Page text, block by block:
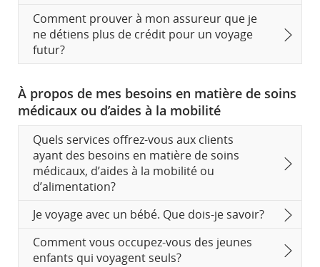
Comment prouver à mon assureur que je
ne détiens plus de crédit pour un voyage
futur?
À propos de mes besoins en matière de soins
médicaux ou d’aides à la mobilité
Quels services offrez-vous aux clients
ayant des besoins en matière de soins
médicaux, d’aides à la mobilité ou
d’alimentation?
Je voyage avec un bébé. Que dois-je savoir?
Comment vous occupez-vous des jeunes
enfants qui voyagent seuls?